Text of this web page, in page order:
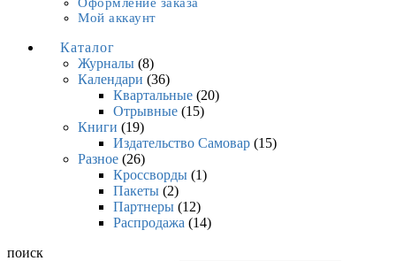
Мой аккаунт
Каталог
Журналы (8)
Календари (36)
Квартальные (20)
Отрывные (15)
Книги (19)
Издательство Самовар (15)
Разное (26)
Кроссворды (1)
Пакеты (2)
Партнеры (12)
Распродажа (14)
поиск